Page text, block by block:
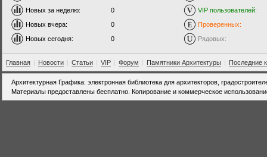
Новых за неделю:
0
Новых вчера:
0
Новых сегодня:
0
VIP пользователей:
Проверенных:
Рядовых:
Главная | Новости | Статьи | VIP | Форум | Памятники Архитектуры | Последние
Архитектурная Графика: электронная библиотека для архитекторов,
Материалы предоставлены бесплатно. Копирование и коммерческое